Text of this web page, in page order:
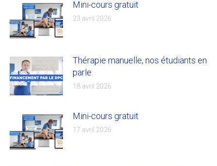
Mini-cours gratuit
23 avril 2026
Thérapie manuelle, nos étudiants en
parle
18 avril 2026
Mini-cours gratuit
17 avril 2026